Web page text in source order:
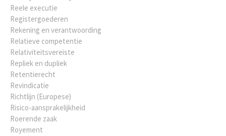
Reele executie
Registergoederen
Rekening en verantwoording
Relatieve competentie
Relativiteitsvereiste
Repliek en dupliek
Retentierecht
Revindicatie
Richtlijn (Europese)
Risico-aansprakelijkheid
Roerende zaak
Royement